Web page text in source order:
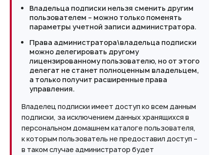
Владельца подписки нельзя сменить другим
пользователем – можно только поменять
параметры учетной записи администратора.
Права администратора\владельца подписки
можно делегировать другому
лицензированному пользователю, но от этого
делегат не станет полноценным владельцем,
а только получит расширенные права
управления.
Владелец подписки имеет доступ ко всем данным
подписки, за исключением данных хранящихся в
персональном домашнем каталоге пользователя,
к которым пользователь не предоставил доступ –
в таком случае администратор будет